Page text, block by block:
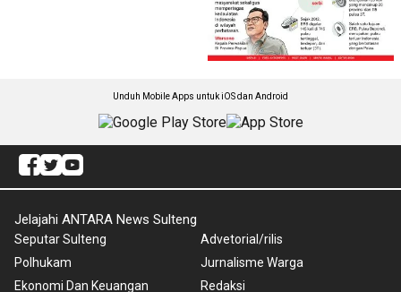
Unduh Mobile Apps untuk iOS dan Android
Jelajahi ANTARA News Sulteng
Seputar Sulteng
Polhukam
Ekonomi Dan Keuangan
Advetorial/rilis
Jurnalisme Warga
Redaksi